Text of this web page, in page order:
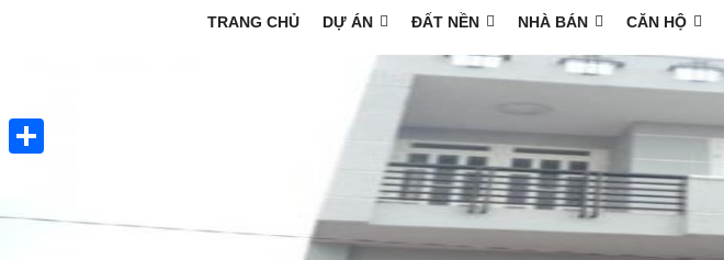
TRANG CHỦ DỰ ÁN ĐẤT NỀN NHÀ BÁN CĂN HỘ